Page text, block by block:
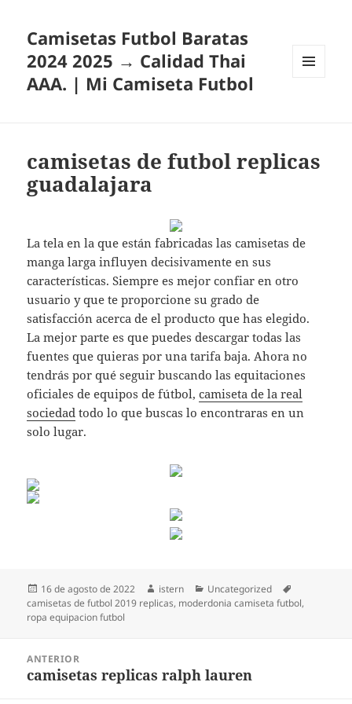
Camisetas Futbol Baratas
2024 2025 → Calidad Thai
AAA. | Mi Camiseta Futbol
camisetas de futbol replicas
guadalajara
La tela en la que están fabricadas las camisetas de
manga larga influyen decisivamente en sus
características. Siempre es mejor confiar en otro
usuario y que te proporcione su grado de
satisfacción acerca de el producto que has elegido.
La mejor parte es que puedes descargar todas las
fuentes que quieras por una tarifa baja. Ahora no
tendrás por qué seguir buscando las equitaciones
oficiales de equipos de fútbol,camiseta de la real
sociedad todo lo que buscas lo encontraras en un
solo lugar.
Publicado
el
16 de agosto de 2022 Autor
istern Categorías
Uncategorized
camisetas de futbol 2019 replicas, moderdonia camiseta futbol,
ropa equipacion futbol
entradas
ANTERIOR
Entrada
camisetas replicas ralph lauren